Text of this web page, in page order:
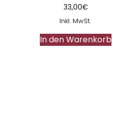
33,00€
Inkl. MwSt.
In den Warenkorb